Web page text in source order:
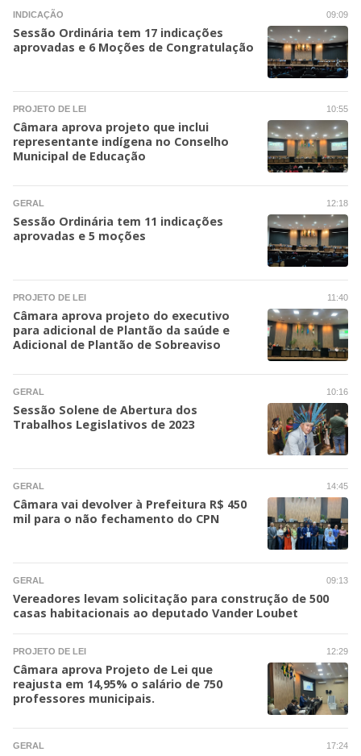
09:09
INDICAÇÃO
Sessão Ordinária tem 17 indicações
aprovadas e 6 Moções de Congratulação
10:55
PROJETO DE LEI
Câmara aprova projeto que inclui
representante indígena no Conselho
Municipal de Educação
12:18
GERAL
Sessão Ordinária tem 11 indicações
aprovadas e 5 moções
11:40
PROJETO DE LEI
Câmara aprova projeto do executivo
para adicional de Plantão da saúde e
Adicional de Plantão de Sobreaviso
10:16
GERAL
Sessão Solene de Abertura dos
Trabalhos Legislativos de 2023
14:45
GERAL
Câmara vai devolver à Prefeitura R$ 450
mil para o não fechamento do CPN
09:13
GERAL
Vereadores levam solicitação para construção de 500
casas habitacionais ao deputado Vander Loubet
12:29
PROJETO DE LEI
Câmara aprova Projeto de Lei que
reajusta em 14,95% o salário de 750
professores municipais.
17:24
GERAL